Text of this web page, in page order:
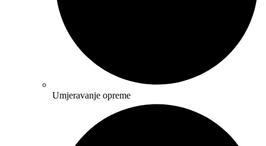
Umjeravanje opreme